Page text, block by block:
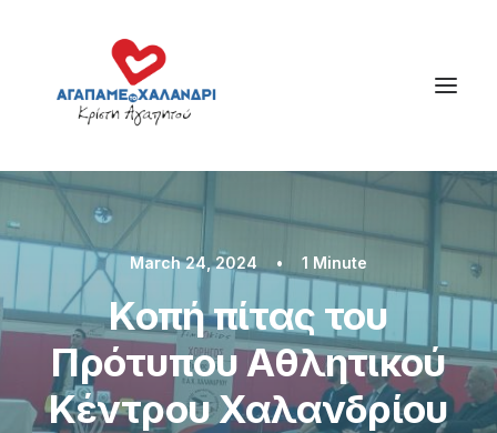
March 24, 2024 • 1 Minute
Κοπή πίτας του
Πρότυπου Αθλητικού
Κέντρου Χαλανδρίου